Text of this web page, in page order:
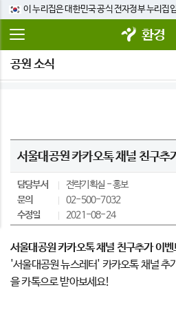
이 누리집은 대한민국 공식 전자정부 누리집
환경
공원 소식
서울대공원 카카오톡 채널 친구추
담당부서 전략기획실
홍보
문의
02-500-7032
수정일
2021-08-24
서울대공원 카카오톡 채널 친구추가 이
'서울대공원 뉴스레터' 카카오톡 채널 추
을 카톡으로 받아보세요!